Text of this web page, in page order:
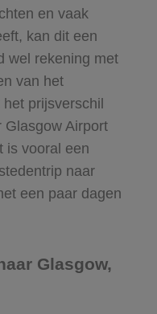
en vaak
kan dit een
wel rekening met
van het
prijsverschil
Glasgow Airport
is vooral een
naar
een paar dagen
Glasgow,